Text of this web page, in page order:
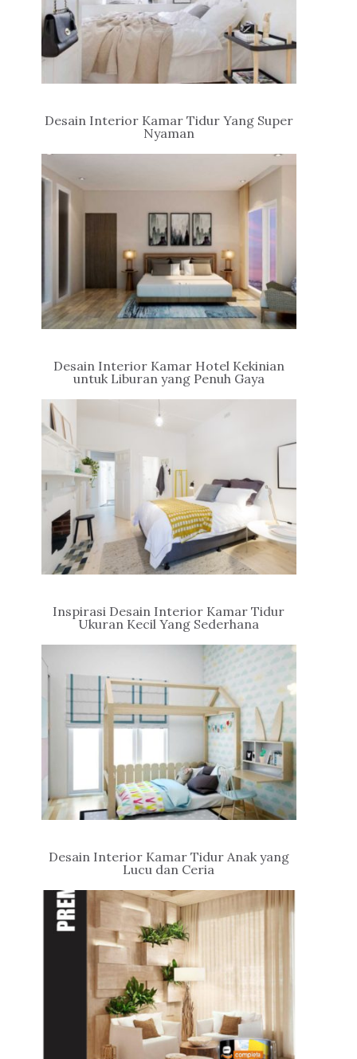
Desain Interior Kamar Tidur Yang Super
Nyaman
Desain Interior Kamar Hotel Kekinian
untuk Liburan yang Penuh Gaya
Inspirasi Desain Interior Kamar Tidur
Ukuran Kecil Yang Sederhana
Desain Interior Kamar Tidur Anak yang
Lucu dan Ceria